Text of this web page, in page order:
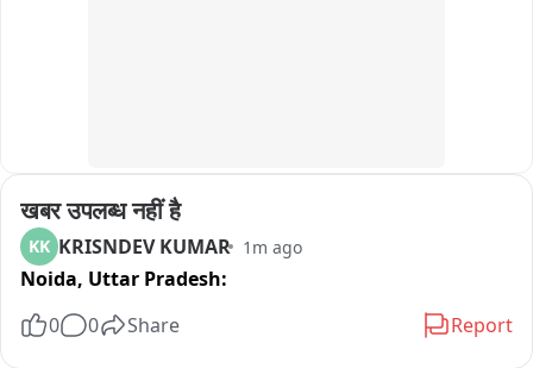
खबर उपलब्ध नहीं है
KK KRISNDEV KUMAR 1m ago
Noida, Uttar Pradesh:
0
0 Share Report